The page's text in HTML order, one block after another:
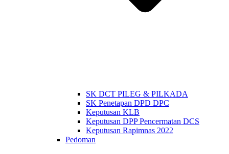
SK DCT PILEG & PILKADA
SK Penetapan DPD DPC
Keputusan KLB
Keputusan DPP Pencermatan DCS
Keputusan Rapimnas 2022
Pedoman